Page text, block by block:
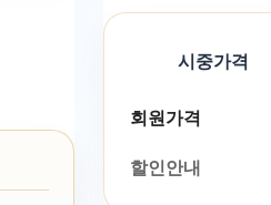
시중가격
회원가격
할인안내